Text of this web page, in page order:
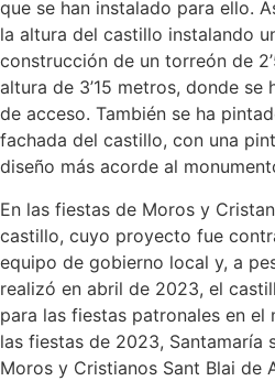
que se han instalado para ello.
la altura del castillo instalando
construcción de un torreón de
altura de 3’15 metros, donde se
de acceso. También se ha
fachada del castillo, con una
diseño más acorde al
En las fiestas de Moros y
castillo, cuyo proyecto fue
equipo de gobierno local y, a
realizó en abril de 2023, el
para las fiestas patronales en el
las fiestas de 2023, Santamaría
Moros y Cristianos Sant Blai de